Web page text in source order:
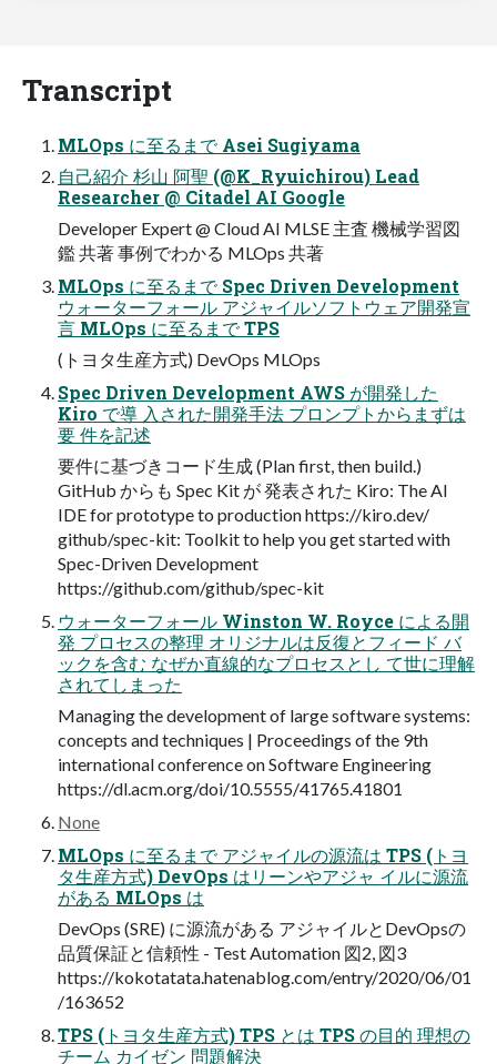
Transcript
MLOps に至るまで Asei Sugiyama
自己紹介 杉山 阿聖 (@K_Ryuichirou) Lead
Researcher @ Citadel AI Google
Developer Expert @ Cloud AI MLSE 主査 機械学習図
鑑 共著 事例でわかる MLOps 共著
MLOps に至るまで Spec Driven Development
ウォーターフォール アジャイルソフトウェア開発宣
言 MLOps に至るまで TPS
(トヨタ生産方式) DevOps MLOps
Spec Driven Development AWS が開発した
Kiro で導 入された開発手法 プロンプトからまずは
要 件を記述
要件に基づきコード生成 (Plan first, then build.)
GitHub からも Spec Kit が 発表された Kiro: The AI
IDE for prototype to production https://kiro.dev/
github/spec-kit: Toolkit to help you get started with
Spec-Driven Development
https://github.com/github/spec-kit
ウォーターフォール Winston W. Royce による開
発 プロセスの整理 オリジナルは反復とフィード バ
ックを含む なぜか直線的なプロセスとし て世に理解
されてしまった
Managing the development of large software systems:
concepts and techniques | Proceedings of the 9th
international conference on Software Engineering
https://dl.acm.org/doi/10.5555/41765.41801
None
MLOps に至るまで アジャイルの源流は TPS (トヨ
タ生産方式) DevOps はリーンやアジャ イルに源流
がある MLOps は
DevOps (SRE) に源流がある アジャイルとDevOpsの
品質保証と信頼性 - Test Automation 図2, 図3
https://kokotatata.hatenablog.com/entry/2020/06/01
/163652
TPS (トヨタ生産方式) TPS とは TPS の目的 理想の
チーム カイゼン 問題解決